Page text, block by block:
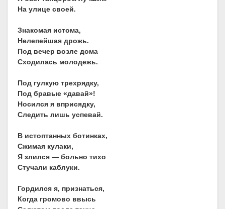
На улице своей.
Знакомая истома,
Нелепейшая дрожь.
Под вечер возле дома
Сходилась молодежь.
Под гулкую трехрядку,
Под бравые «давай»!
Носился я вприсядку,
Следить лишь успевай.
В истоптанных ботинках,
Сжимая кулаки,
Я злился — больно тихо
Стучали каблуки.
Гордился я, признаться,
Когда громово ввысь